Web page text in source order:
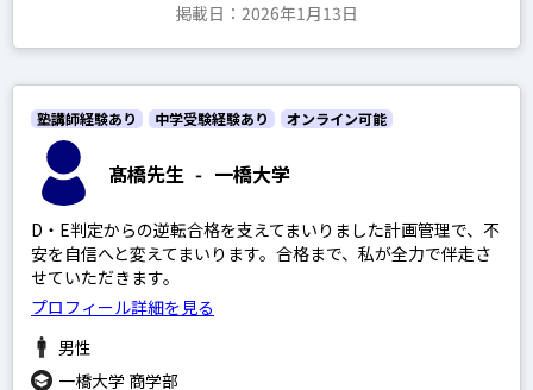
高校生の科目を指定
英語
政経現代社会
現代文
古文
漢文
理系数学
文系数学
物理
掲載日：2026年1月13日
髙橋先生 - 一橋大学
塾講師経験あり 中学受験経験あり オンライン可能
D・E判定からの逆転合格を支えてまいりました計画管理で、不
安を自信へと変えてまいります。合格まで、私が全力で伴走さ
せていただきます。
プロフィール詳細を見る
男性
一橋大学 商学部